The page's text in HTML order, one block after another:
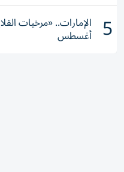
5 أغسطس